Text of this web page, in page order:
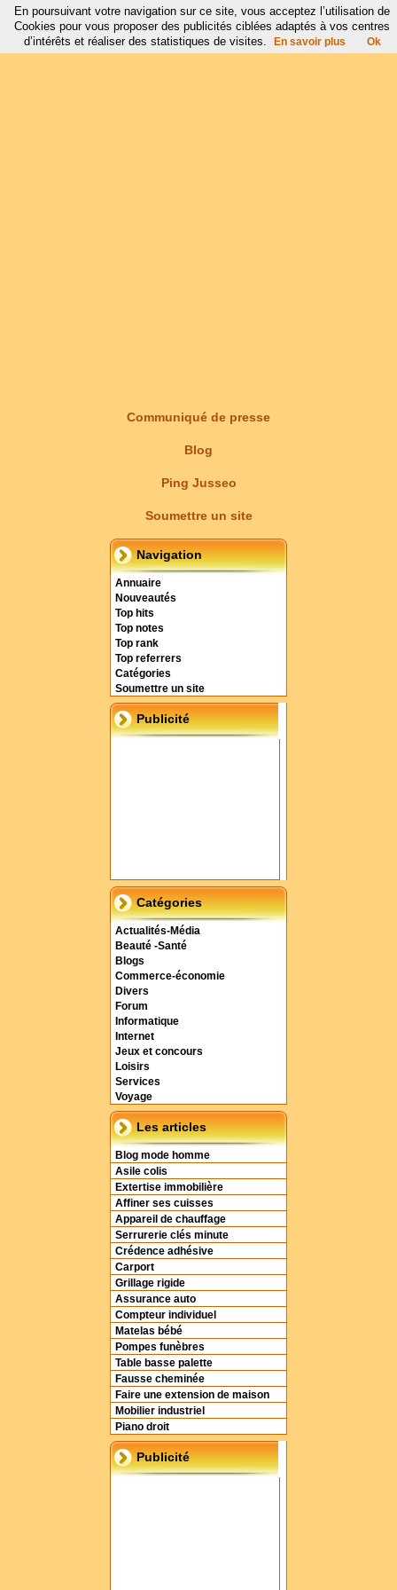
Communiqué de presse
Blog
Ping Jusseo
Soumettre un site
Navigation
Annuaire
Nouveautés
Top hits
Top notes
Top rank
Top referrers
Catégories
Soumettre un site
Publicité
Catégories
Actualités-Média
Beauté -Santé
Blogs
Commerce-économie
Divers
Forum
Informatique
Internet
Jeux et concours
Loisirs
Services
Voyage
Les articles
Blog mode homme
Asile colis
Extertise immobilière
Affiner ses cuisses
Appareil de chauffage
Serrurerie clés minute
Crédence adhésive
Carport
Grillage rigide
Assurance auto
Compteur individuel
Matelas bébé
Pompes funèbres
Table basse palette
Fausse cheminée
Faire une extension de maison
Mobilier industriel
Piano droit
Publicité
En poursuivant votre navigation sur ce site, vous acceptez l’utilisation de
Cookies pour vous proposer des publicités ciblées adaptés à vos centres
d’intérêts et réaliser des statistiques de visites.
En savoir plus Ok